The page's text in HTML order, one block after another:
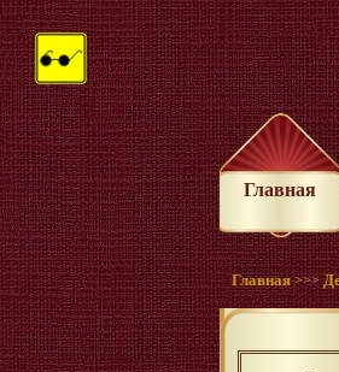
Главная
Главная >>>